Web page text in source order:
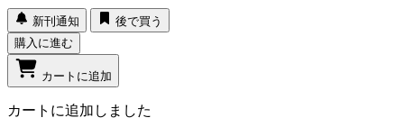
新刊通知
後で買う
購入に進む
カートに追加
カートに追加しました